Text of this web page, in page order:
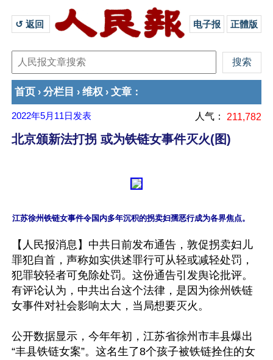
↺ 返回 电子报 正體版
首页 › 分栏目 › 维权 › 文章 ：
2022年5月11日 发表 人气： 211,782
北京颁新法打拐 或为铁链女事件灭火(图)
【人民报消息】中共日前发布通告，敦促拐卖妇儿
罪犯自首，声称如实供述罪行可从轻或减轻处罚，
犯罪较轻者可免除处罚。这份通告引发舆论批评。
有评论认为，中共出台这个法律，是因为徐州铁链
女事件对社会影响太大，当局想要灭火。
公开数据显示，今年年初，江苏省徐州市丰县爆出
“丰县铁链女案”。这名生了8个孩子被铁链拴住的女